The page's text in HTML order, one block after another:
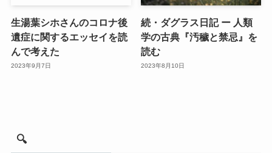
生湯葉シホさんのコロナ後
遺症に関するエッセイを読
んで考えた
2023年9月7日
続・ダグラス日記 ー 人類
学の古典『汚穢と禁忌』を
読む
2023年8月10日
🔍